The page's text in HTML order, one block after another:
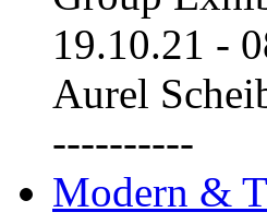
19.10.21 -
Aurel
----------
Modern &